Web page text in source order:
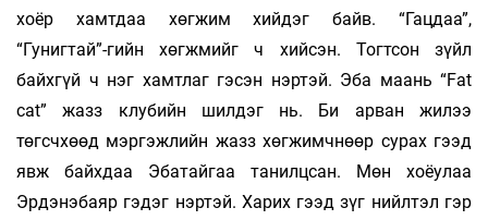
хоёр хамтдаа хөгжим хийдэг байв. “Гацдаа”,
“Гунигтай”-гийн хөгжмийг ч хийсэн. Тогтсон зүйл
байхгүй ч нэг хамтлаг гэсэн нэртэй. Эба маань “Fat
cat” жазз клубийн шилдэг нь. Би арван жилээ
төгсчхөөд мэргэжлийн жазз хөгжимчнөөр сурах гээд
явж байхдаа Эбатайгаа танилцсан. Мөн хоёулаа
Эрдэнэбаяр гэдэг нэртэй. Харих гээд зүг нийлтэл гэр